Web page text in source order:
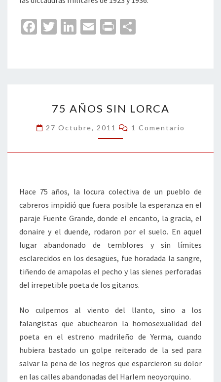
Fa
o
o
T
er
Li
dI
n
E
l
Pr
p
ar
tir
AÑOS
SIN
LORCA
75 AÑOS SIN LORCA
27 Octubre, 2011 Comentarios
1 Comentario
Hace 75 años, la locura colectiva de un pueblo de
cabreros impidió que fuera posible la esperanza en el
paraje Fuente Grande, donde el encanto, la gracia, el
donaire y el duende, rodaron por el suelo. En aquel
lugar abandonado de temblores y sin límites
esclarecidos en los desagües, fue horadada la sangre,
tiñendo de amapolas el pecho y las sienes perforadas
del irrepetible poeta de los gitanos.
No culpemos al viento del llanto, sino a los
falangistas que abuchearon la homosexualidad del
poeta en el estreno madrileño de Yerma, cuando
hubiera bastado un golpe reiterado de la sed para
salvar la pena de los negros que esparcieron su dolor
en las calles abandonadas del Harlem neoyorquino.